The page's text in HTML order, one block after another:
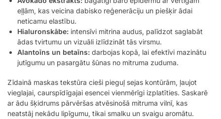
eļļām, kas veicina dabisko reģenerāciju un piešķir ādai
neticamu elastību.
Hialuronskābe: intensīvi mitrina audus, palīdzot saglabāt
ādas tvirtumu un vizuāli izlīdzināt tās virsmu.
Alantoīns un betaīns: darbojas kopā, lai efektīvi mazinātu
jutīgumu un pasargātu šūnas no mitruma zuduma.
Zīdainā maskas tekstūra cieši pieguļ sejas kontūrām, ļaujot
vieglajai, caurspīdīgajai esencei vienmērīgi izplatīties. Saskarē
ar ādu šķidrums pārvēršas atvēsinošā mitruma vilnī, kas
neatstāj nekādu lipīgumu, tikai smalku un svaigu aromātu.